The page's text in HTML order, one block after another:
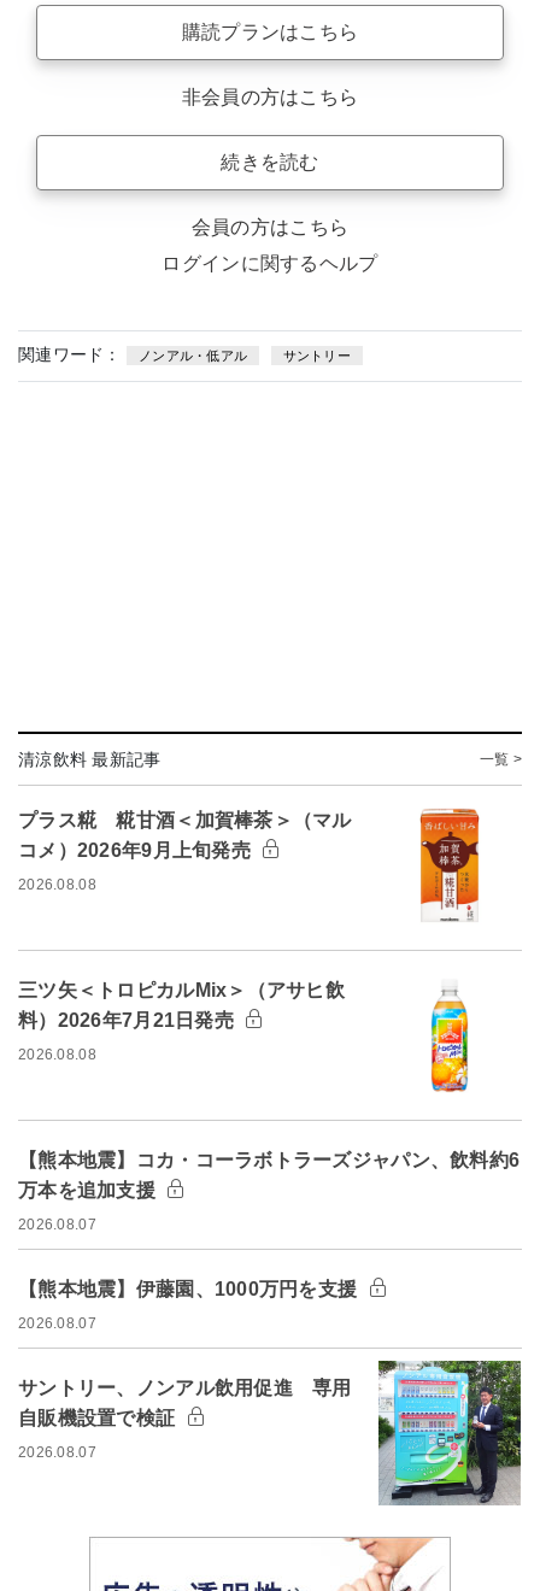
購読プランはこちら
非会員の方はこちら
続きを読む
会員の方はこちら
ログインに関するヘルプ
関連ワード： ノンアル・低アル サントリー
清涼飲料 最新記事 一覧 >
プラス糀 糀甘酒＜加賀棒茶＞（マル
コメ）2026年9月上旬発売
2026.08.08
三ツ矢＜トロピカルMix＞（アサヒ飲
料）2026年7月21日発売
2026.08.08
【熊本地震】コカ・コーラボトラーズジャパン、飲料約6
万本を追加支援
2026.08.07
【熊本地震】伊藤園、1000万円を支援
2026.08.07
サントリー、ノンアル飲用促進 専用
自販機設置で検証
2026.08.07